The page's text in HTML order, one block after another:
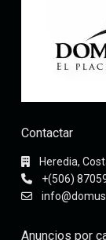
Contactar
Heredia,
+(506)
Anuncios por